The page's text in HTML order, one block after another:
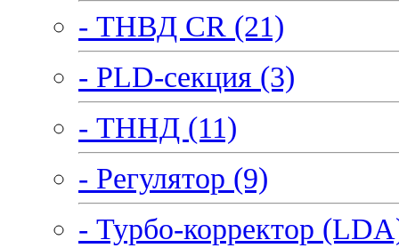
- ТНВД CR (21)
- PLD-секция (3)
- ТННД (11)
- Регулятор (9)
- Турбо-корректор